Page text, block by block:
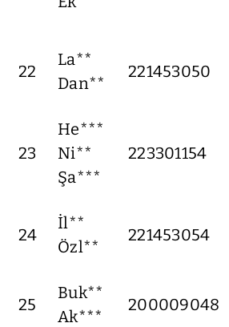
22
La**
Dan**
221453050
23
He***
Ni**
Şa***
223301154
24
İl**
Özl**
221453054
25
Buk**
Ak***
200009048